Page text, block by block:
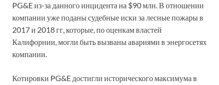
PG&E из-за данного инцидента на $90 млн. В отношении
компании уже поданы судебные иски за лесные пожары в
2017 и 2018 гг, которые, по оценкам властей
Калифорнии, могли быть вызваны авариями в энергосетях
компании.
Котировки PG&E достигли исторического максимума в